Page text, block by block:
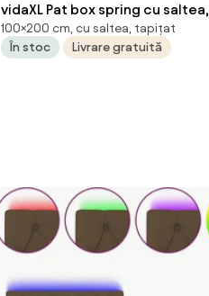
vidaXL Pat box spring cu saltea,
albastru, 100x200 cm, textil
100×200 cm, cu saltea, tapițat
În stoc
Livrare gratuită